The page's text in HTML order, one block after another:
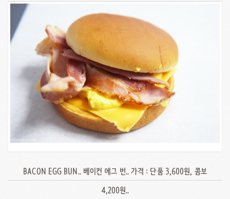
BACON EGG BUN.. 베이컨 에그 번.. 가격 : 단품 3,600원, 콤보
4,200원..